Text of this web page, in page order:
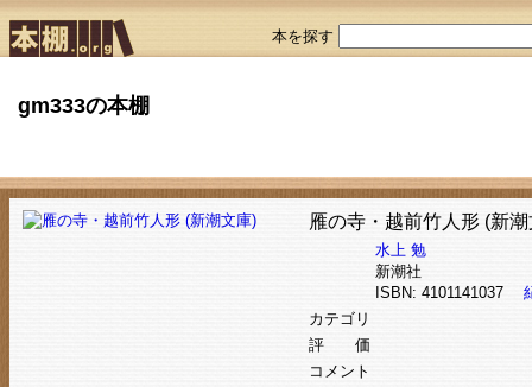
本を探す
gm333の本棚
雁の寺・越前竹人形 (新潮
水上 勉
新潮社
ISBN: 4101141037
カテゴリ
評 価
コメント